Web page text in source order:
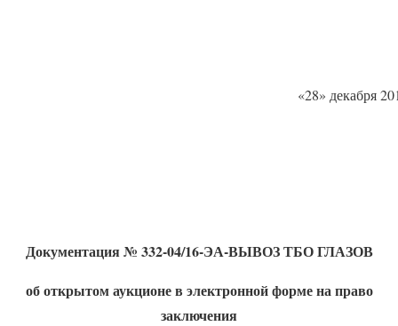
«28» декабря
Документация№ 332-04/16-ЭА-ВЫВОЗ ТБО ГЛАЗОВ
об открытом аукционе в электронной форме на право
заключения